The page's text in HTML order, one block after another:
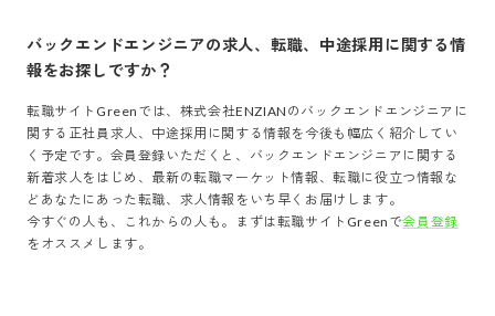
バックエンドエンジニアの求人、転職、中途採用に関する情
報をお探しですか？
転職サイトGreenでは、 株式会社ENZIAN の バックエンドエンジニア に
関する正社員求人、中途採用に関する情報を今後も幅広く紹介してい
く予定です。会員登録いただくと、 バックエンドエンジニア に関する
新着求人をはじめ、最新の転職マーケット情報、転職に役立つ情報な
どあなたにあった転職、求人情報をいち早くお届けします。
今すぐの人も、これからの人も。まずは転職サイトGreenで会員登録
をオススメします。